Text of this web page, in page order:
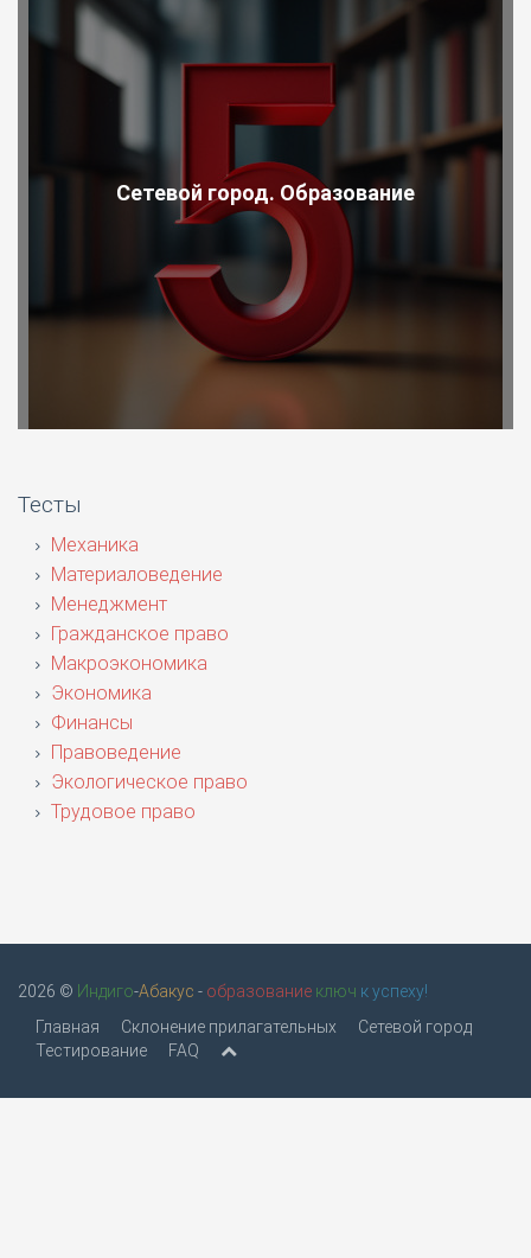
Сетевой город. Образование
Тесты
Механика
Материаловедение
Менеджмент
Гражданское право
Макроэкономика
Экономика
Финансы
Правоведение
Экологическое право
Трудовое право
2026 © Индиго-Абакус - образование ключ к успеху!
Главная
Склонение прилагательных
Сетевой город
Тестирование
FAQ